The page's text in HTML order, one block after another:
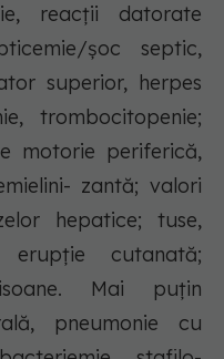
reacţii datorate
şoc septic,
superior, herpes
trombocitopenie;
motorie periferică,
zantă; valori
hepatice; tuse,
cutanată;
Mai puţin
pneumonie cu